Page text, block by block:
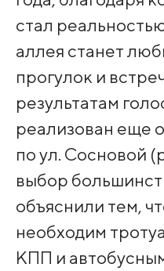
стал
аллея станет
прогулок и
результатам
реализован еще
по ул. Сосновой
выбор
объяснили тем,
необходим
КПП и